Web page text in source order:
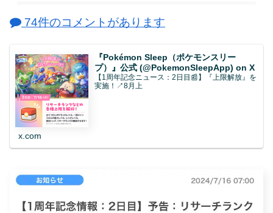
74件のコメントがあります
『Pokémon Sleep（ポケモンスリー
プ）』公式 (@PokemonSleepApp) on X
【1周年記念ニュース：2日目📰】『上限解放』を
実施！↗8月上
x.com